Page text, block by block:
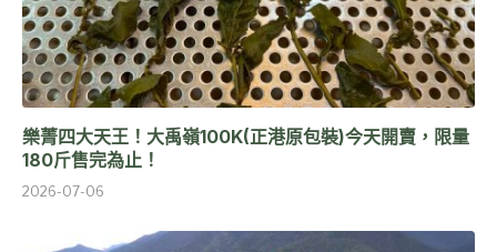
樂菁四大天王！大禹嶺100K(正港原包裝)今天開賣，限量
180斤售完為止！
2026-07-06